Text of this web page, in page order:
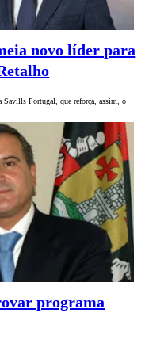
novo líder para
Savills Portugal, que reforça, assim, o
programa